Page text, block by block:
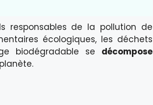
responsables de la pollution de
écologiques, les déchets
biodégradable se décompose